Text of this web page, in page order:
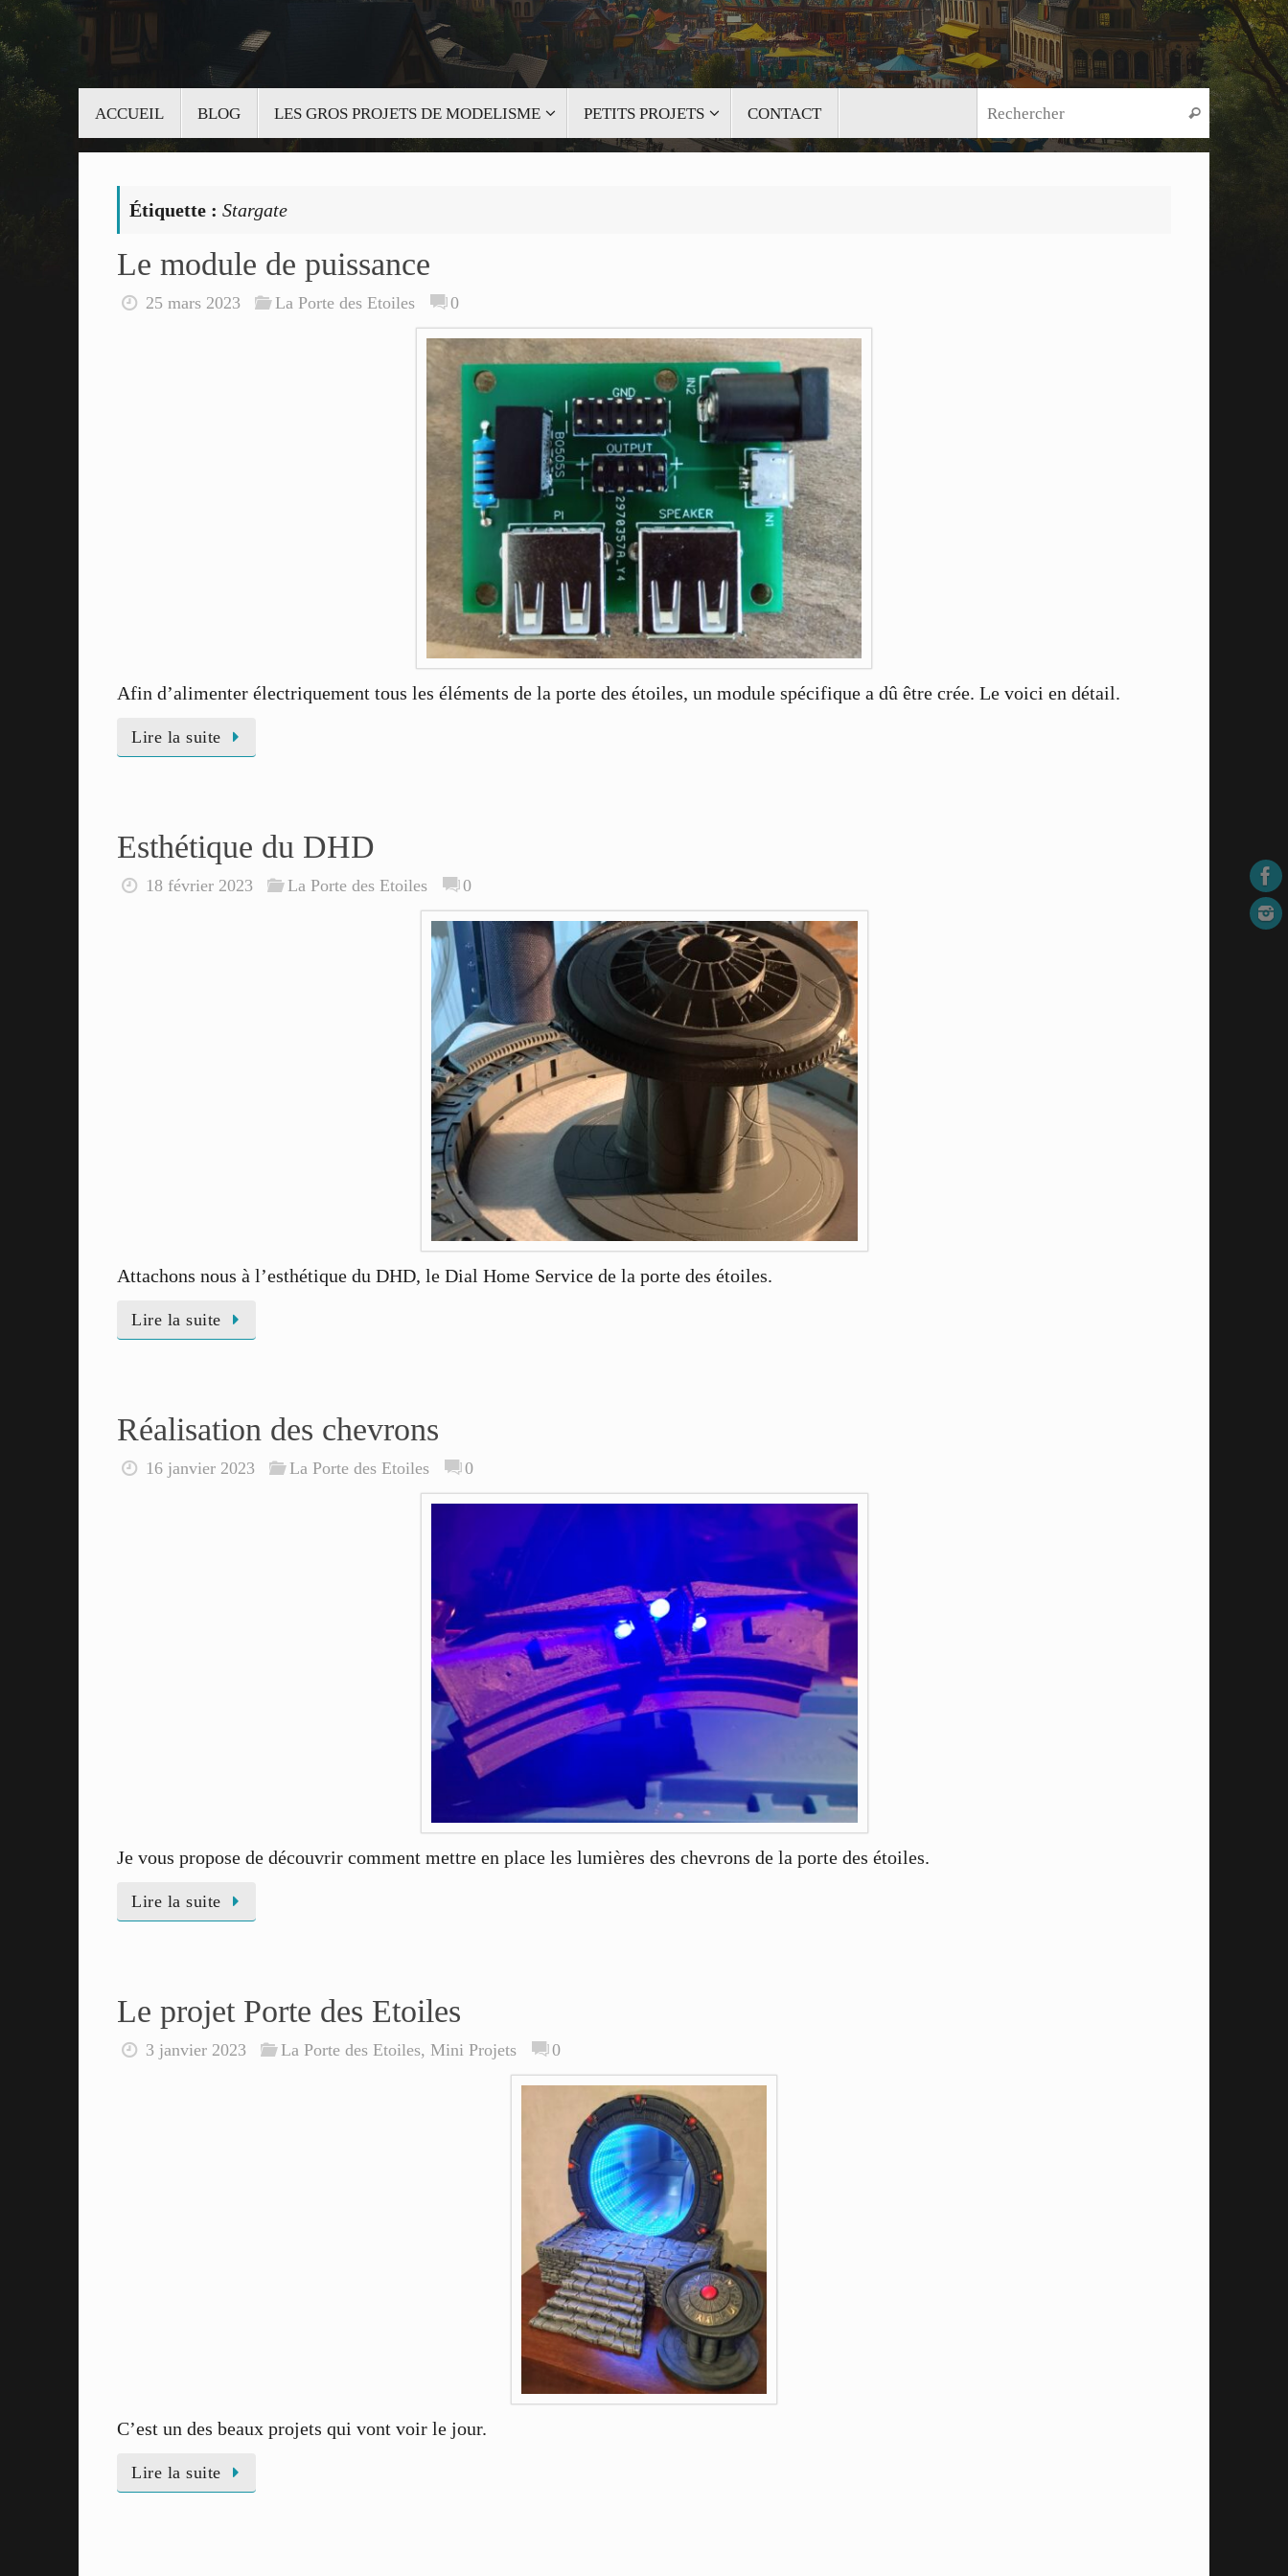
contenu
ACCUEIL BLOG LES GROS PROJETS DE MODELISME PETITS PROJETS CONTACT Rechercher
Étiquette : Stargate
Le module de puissance
25 mars 2023 La Porte des Etoiles 0
Afin d’alimenter électriquement tous les éléments de la porte des étoiles, un module spécifique a dû être crée. Le voici en détail.
Lire la suite
Esthétique du DHD
18 février 2023 La Porte des Etoiles 0
Attachons nous à l’esthétique du DHD, le Dial Home Service de la porte des étoiles.
Lire la suite
Réalisation des chevrons
16 janvier 2023 La Porte des Etoiles 0
Je vous propose de découvrir comment mettre en place les lumières des chevrons de la porte des étoiles.
Lire la suite
Le projet Porte des Etoiles
3 janvier 2023 La Porte des Etoiles,Mini Projets 0
C’est un des beaux projets qui vont voir le jour.
Lire la suite